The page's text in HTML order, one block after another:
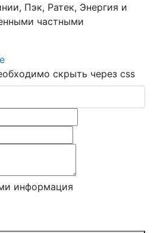
Пэк, Ратек, Энергия и
частными
скрыть через css
информация